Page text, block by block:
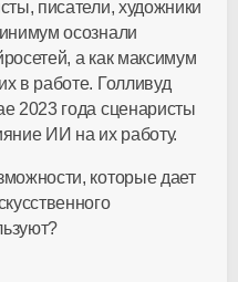
писатели, художники
осознали
а как максимум
в работе. Голливуд
2023 года сценаристы
ИИ на их работу.
которые дает